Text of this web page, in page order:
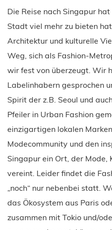
Die Reise nach Singapur
Stadt viel mehr zu bieten
Architektur und kulturelle
Weg, sich als Fashion-
wir fest von überzeugt. Wir
Labelinhabern gesprochen
Spirit der z.B. Seoul und
Pfeiler in Urban Fashion
einzigartigen lokalen
Modecommunity und den
Singapur ein Ort, der
vereint. Leider findet die
„noch“ nur nebenbei statt.
das Ökosystem aus Paris
zusammen mit Tokio und/